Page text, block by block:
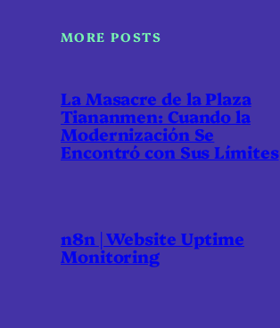
MORE POSTS
La Masacre de la Plaza
Tiananmen: Cuando la
Modernización Se
Encontró con Sus Límites
n8n | Website Uptime
Monitoring